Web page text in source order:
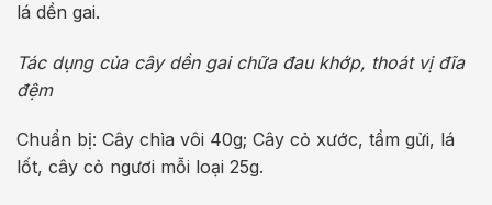
lá dền gai.
Tác dụng của cây dền gai chữa đau khớp, thoát vị đĩa
đệm
Chuẩn bị: Cây chìa vôi 40g; Cây cỏ xước, tầm gửi, lá
lốt, cây cỏ ngươi mỗi loại 25g.